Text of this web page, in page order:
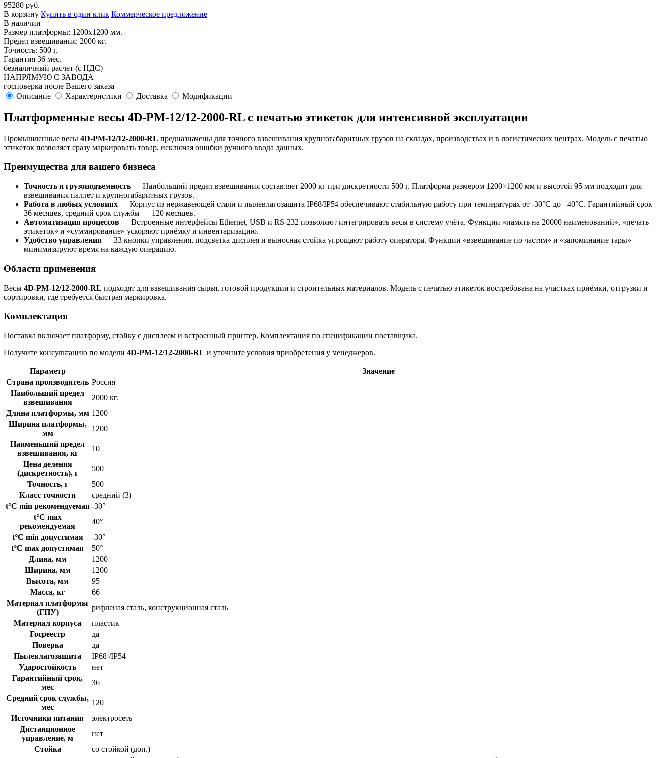
95280 руб.
В корзину Купить в один клик Коммерческое предложение
В наличии
Размер платформы: 1200х1200 мм.
Предел взвешивания: 2000 кг.
Точность: 500 г.
Гарантия 36 мес.
безналичный расчет (с НДС)
НАПРЯМУЮ С ЗАВОДА
госповерка после Вашего заказа
Описание
Характеристики Доставка Модификации
Платформенные весы 4D-PM-12/12-2000-RL с печатью этикеток для интенсивной эксплуатации
Промышленные весы 4D-PM-12/12-2000-RL предназначены для точного взвешивания крупногабаритных грузов на складах, производствах и в логистических центрах. Модель с печатью
этикеток позволяет сразу маркировать товар, исключая ошибки ручного ввода данных.
Преимущества для вашего бизнеса
Точность и грузоподъемность — Наибольший предел взвешивания составляет 2000 кг при дискретности 500 г. Платформа размером 1200×1200 мм и высотой 95 мм подходит для
взвешивания паллет и крупногабаритных грузов.
Работа в любых условиях — Корпус из нержавеющей стали и пылевлагозащита IP68/IP54 обеспечивают стабильную работу при температурах от -30°C до +40°C. Гарантийный срок —
36 месяцев, средний срок службы — 120 месяцев.
Автоматизация процессов — Встроенные интерфейсы Ethernet, USB и RS-232 позволяют интегрировать весы в систему учёта. Функции «память на 20000 наименований», «печать
этикеток» и «суммирование» ускоряют приёмку и инвентаризацию.
Удобство управления — 33 кнопки управления, подсветка дисплея и выносная стойка упрощают работу оператора. Функции «взвешивание по частям» и «запоминание тары»
минимизируют время на каждую операцию.
Области применения
Весы 4D-PM-12/12-2000-RL подходят для взвешивания сырья, готовой продукции и строительных материалов. Модель с печатью этикеток востребована на участках приёмки, отгрузки и
сортировки, где требуется быстрая маркировка.
Комплектация
Поставка включает платформу, стойку с дисплеем и встроенный принтер. Комплектация по спецификации поставщика.
Получите консультацию по модели 4D-PM-12/12-2000-RL и уточните условия приобретения у менеджеров.
Параметр
Значение
Страна производитель Россия
Наибольший предел
взвешивания
2000 кг.
Длина платформы, мм 1200
Ширина платформы,
мм
1200
Наименьший предел
взвешивания, кг
10
Цена деления
(дискретность), г
500
Точность, г
500
Класс точности
средний (3)
t°C min рекомендуемая -30°
t°C max
рекомендуемая
40°
t°C min допустимая
-30°
t°C max допустимая
50°
Длина, мм
1200
Ширина, мм
1200
Высота, мм
95
Масса, кг
66
Материал платформы
(ГПУ)
рифленая сталь, конструкционная сталь
Материал корпуса
пластик
Госреестр
да
Поверка
да
Пылевлагозащита
IP68 /IP54
Ударостойкость
нет
Гарантийный срок,
мес
36
Средний срок службы,
мес
120
Источники питания
электросеть
Дистанционное
управление, м
нет
Стойка
со стойкой (доп.)